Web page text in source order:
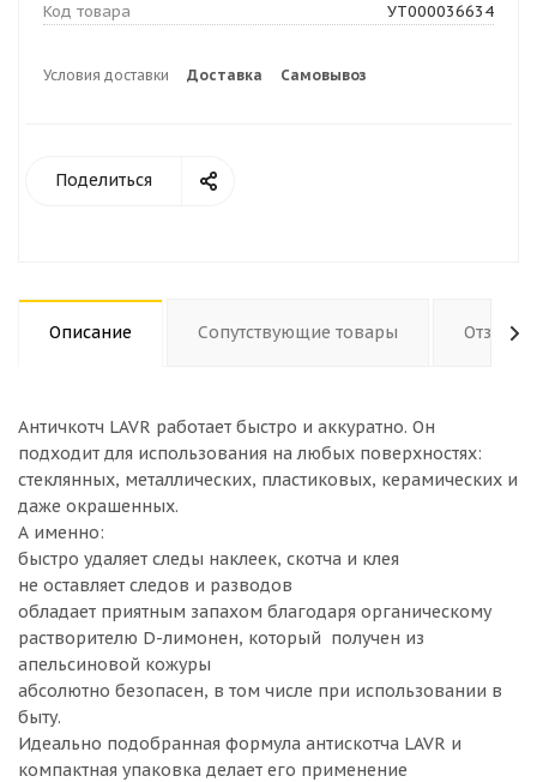
Код товара
УТ000036634
Условия доставки Доставка Самовывоз
Поделиться
Описание Сопутствующие товары Отзывы
Античкотч LAVR работает быстро и аккуратно. Он
подходит для использования на любых поверхностях:
стеклянных, металлических, пластиковых, керамических и
даже окрашенных.
А именно:
быстро удаляет следы наклеек, скотча и клея
не оставляет следов и разводов
обладает приятным запахом благодаря органическому
растворителю D-лимонен, который получен из
апельсиновой кожуры
абсолютно безопасен, в том числе при использовании в
быту.
Идеально подобранная формула антискотча LAVR и
компактная упаковка делает его применение